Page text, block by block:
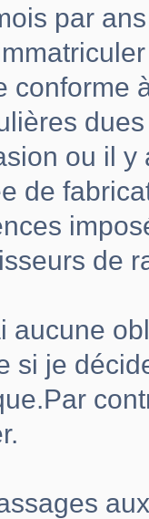
par
conforme
ou il y
de
de
aucune
si je